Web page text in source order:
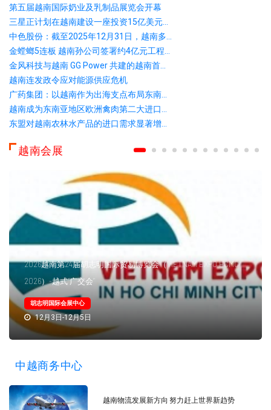
第五届越南国际奶业及乳制品展览会开幕
三星正计划在越南建设一座投资15亿美元...
中色股份：截至2025年12月31日，越南多...
金螳螂5连板 越南孙公司签署约4亿元工程...
金风科技与越南 GG Power 共建的越南首...
越南连发政令应对能源供应危机
广药集团：以越南作为出海支点布局东南...
越南成为东南亚地区欧洲禽肉第二大进口...
东盟对越南农林水产品的进口需求显著增...
越南会展
2026越南第24届胡志明国际贸易博览会（VIETNAM EXPO HCMC
2026）-越式“广交会”
胡志明国际会展中心
12月3日-12月5日
中越商务中心
越南物流发展新方向 努力赶上世界新趋势